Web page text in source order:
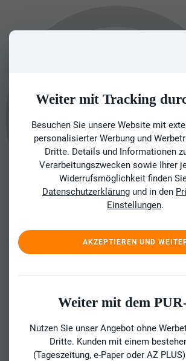
Weiter mit Tracking
Besuchen Sie unsere Website mit
personalisierter Werbung und
Dritte. Details und Informationen
Verarbeitungszwecken sowie Ihrer
Widerrufsmöglichkeit finden
Datenschutzerklärung und in den
Einstellungen.
AKZEPTIEREN UND
Weiter mit dem
Nutzen Sie unser Angebot ohne
Dritte. Kunden mit einem
(Tageszeitung, e-Paper oder AZ